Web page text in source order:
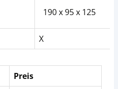
190 x 95 x 125
X
Preis